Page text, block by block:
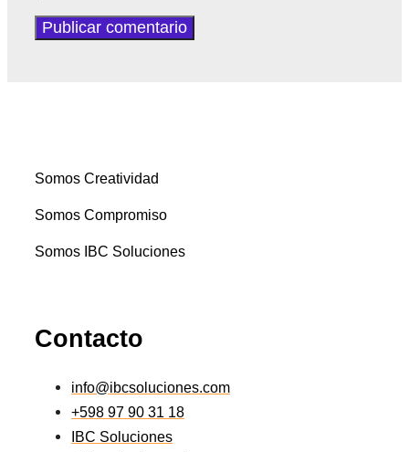
Somos Creatividad
Somos Compromiso
Somos IBC Soluciones
Contacto
info@ibcsoluciones.com
+598 97 90 31 18
IBC Soluciones